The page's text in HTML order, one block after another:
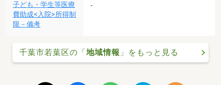
子ども・学生等医療
費助成<入院>所得制
限－備考
-
千葉市若葉区の「地域情報 」をもっと見る